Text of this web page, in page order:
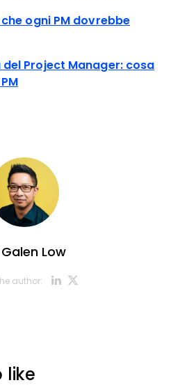
ogni PM dovrebbe
Project Manager: cosa
Low
author: Opens new
like